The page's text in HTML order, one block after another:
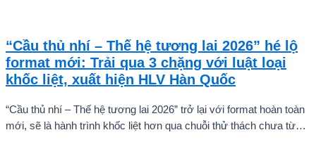
“Cầu thủ nhí – Thế hệ tương lai 2026” hé lộ
format mới: Trải qua 3 chặng với luật loại
khốc liệt, xuất hiện HLV Hàn Quốc
“Cầu thủ nhí – Thế hệ tương lai 2026” trở lại với format hoàn toàn
mới, sẽ là hành trình khốc liệt hơn qua chuỗi thử thách chưa từng